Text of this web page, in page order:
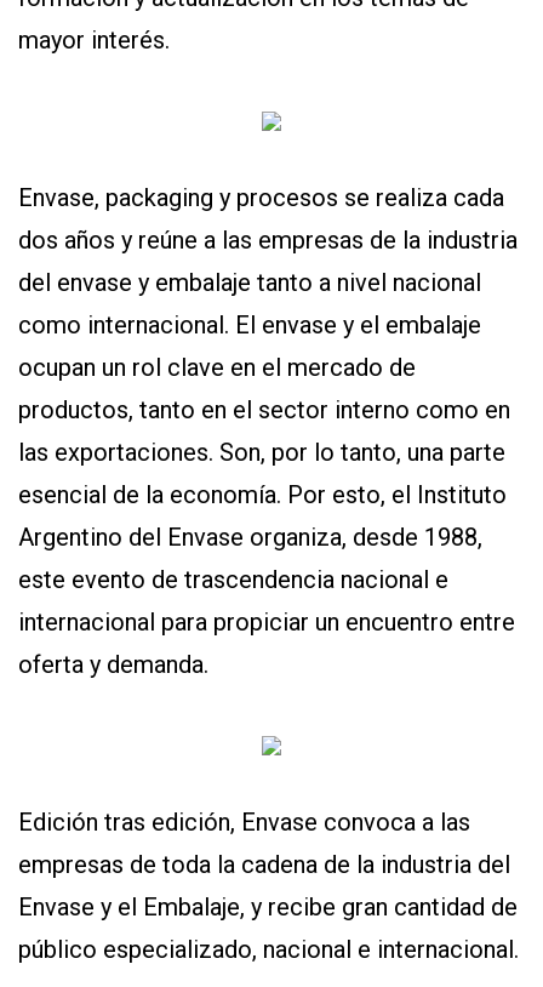
mayor interés.
Envase, packaging y procesos se realiza cada
dos años y reúne a las empresas de la industria
del envase y embalaje tanto a nivel nacional
como internacional. El envase y el embalaje
ocupan un rol clave en el mercado de
productos, tanto en el sector interno como en
las exportaciones. Son, por lo tanto, una parte
esencial de la economía. Por esto, el Instituto
Argentino del Envase organiza, desde 1988,
este evento de trascendencia nacional e
internacional para propiciar un encuentro entre
oferta y demanda.
Edición tras edición, Envase convoca a las
empresas de toda la cadena de la industria del
Envase y el Embalaje, y recibe gran cantidad de
público especializado, nacional e internacional.